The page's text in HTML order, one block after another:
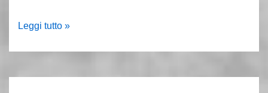
Milano
o
Leggi tutto »